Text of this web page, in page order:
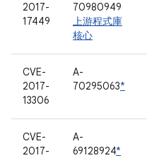
2017-
17449
70980949
上游程式庫
核心
CVE-
2017-
13306
A-
70295063*
CVE-
2017-
A-
69128924*